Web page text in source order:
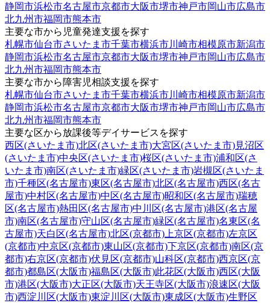
静岡市浜松市名古屋市京都市大阪市堺市神戸市岡山市広島市
北九州市福岡市熊本市
主要な市から児童発達支援を探す
札幌市仙台市さいたま市千葉市横浜市川崎市相模原市新潟市
静岡市浜松市名古屋市京都市大阪市堺市神戸市岡山市広島市
北九州市福岡市熊本市
主要な市から障害児相談支援を探す
札幌市仙台市さいたま市千葉市横浜市川崎市相模原市新潟市
静岡市浜松市名古屋市京都市大阪市堺市神戸市岡山市広島市
北九州市福岡市熊本市
主要な区から放課後等デイサービスを探す
西区(さいたま市)北区(さいたま市)大宮区(さいたま市)見沼区
(さいたま市)中央区(さいたま市)桜区(さいたま市)浦和区(さ
いたま市)南区(さいたま市)緑区(さいたま市)岩槻区(さいたま
市)千種区(名古屋市)東区(名古屋市)北区(名古屋市)西区(名古
屋市)中村区(名古屋市)中区(名古屋市)昭和区(名古屋市)瑞穂
区(名古屋市)熱田区(名古屋市)中川区(名古屋市)港区(名古屋
市)南区(名古屋市)守山区(名古屋市)緑区(名古屋市)名東区(名
古屋市)天白区(名古屋市)北区(京都市) 上京区(京都市)左京区
(京都市)中京区(京都市)東山区(京都市)下京区(京都市)南区(京
都市)右京区(京都市)伏見区(京都市)山科区(京都市)西京区(京
都市)都島区(大阪市)福島区(大阪市)此花区(大阪市)西区(大阪
市)港区(大阪市)大正区(大阪市)天王寺区(大阪市)浪速区(大阪
市)西淀川区(大阪市)東淀川区(大阪市)東成区(大阪市)生野区